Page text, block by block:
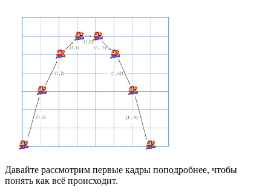
Давайте рассмотрим первые кадры поподробнее, чтобы
понять как всё происходит.